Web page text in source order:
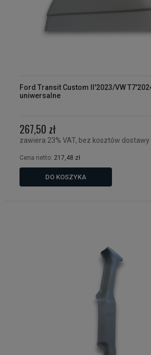
Ford Transit Custom II'2023/VW
uniwersalne
267,50 zł
zawiera 23% VAT, bez kosztów dostawy
Cena netto: 217,48 zł
DO KOSZYKA